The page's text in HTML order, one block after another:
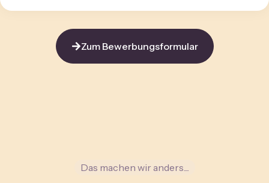
Zum Bewerbungsformular
Das machen wir anders....